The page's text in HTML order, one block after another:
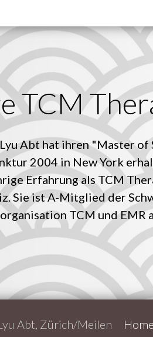
TCM
Abt hat ihren "Master of
2004 in New York
Erfahrung als TCM
Sie ist A-Mitglied der
TCM und EMR
Abt, Zürich/Meilen Home